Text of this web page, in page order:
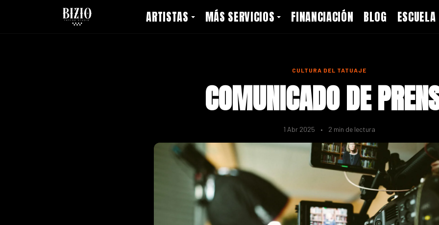
ARTISTAS MÁS SERVICIOS FINANCIACIÓN BLOG ESCUELA
CULTURA DEL TATUAJE
COMUNICADO DE
1 Abr 2025 • 2 min de lectura